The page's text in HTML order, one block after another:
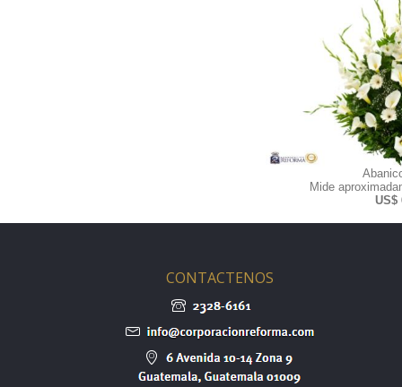
Mide
US$
CONTACTENOS